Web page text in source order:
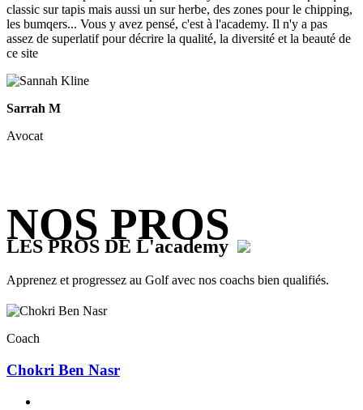
classic sur tapis mais aussi un sur herbe, des zones pour le chipping,
les bumqers... Vous y avez pensé, c'est à l'academy. Il n'y a pas
assez de superlatif pour décrire la qualité, la diversité et la beauté de
ce site
Sarrah M
Avocat
NOS PROS
LES PROS DE L'academy
Apprenez et progressez au Golf avec nos coachs bien qualifiés.
Coach
Chokri Ben Nasr